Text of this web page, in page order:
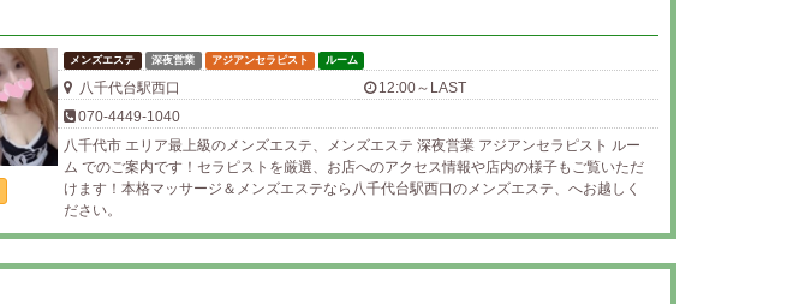
メンズエステ 深夜営業 アジアンセラピスト ルーム
八千代台駅西口
12:00～LAST
070-4449-1040
八千代市 エリア最上級のメンズエステ、メンズエステ 深夜営業 アジアンセラピスト ルー
ム でのご案内です！セラピストを厳選、お店へのアクセス情報や店内の様子もご覧いただ
けます！本格マッサージ＆メンズエステなら八千代台駅西口のメンズエステ、へお越しく
ださい。